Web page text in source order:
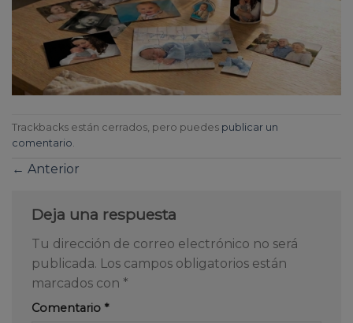
Trackbacks están cerrados, pero puedes publicar un
comentario.
← Anterior
Deja una respuesta
Tu dirección de correo electrónico no será
publicada. Los campos obligatorios están
marcados con *
Comentario *